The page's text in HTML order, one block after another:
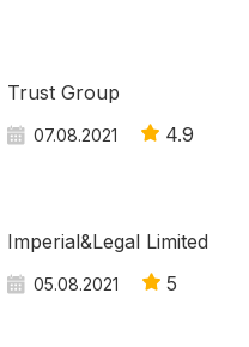
Trust Group
07.08.2021 4.9
Imperial&Legal Limited
05.08.2021 5